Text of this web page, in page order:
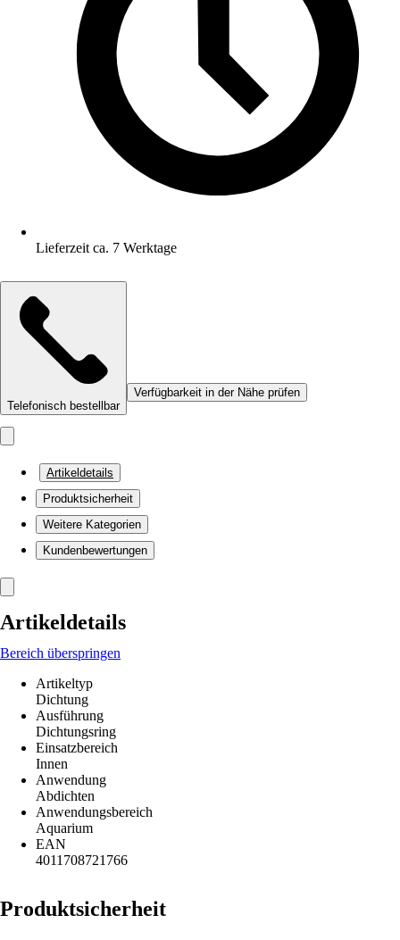
Lieferzeit ca. 7 Werktage
Telefonisch bestellbar
Verfügbarkeit in der Nähe prüfen
Artikeldetails
Produktsicherheit
Weitere Kategorien
Kundenbewertungen
Artikeldetails
Bereich überspringen
Artikeltyp
Dichtung
Ausführung
Dichtungsring
Einsatzbereich
Innen
Anwendung
Abdichten
Anwendungsbereich
Aquarium
EAN
4011708721766
Produktsicherheit